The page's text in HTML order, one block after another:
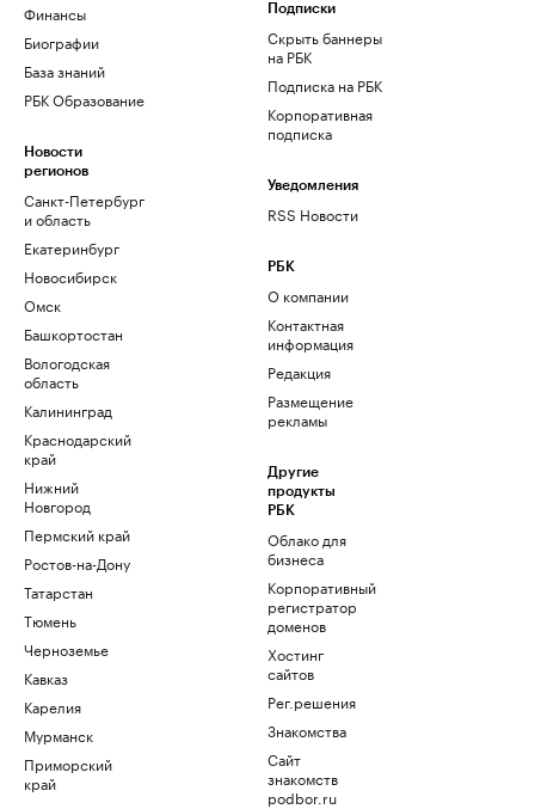
Финансы
Биографии
База знаний
РБК Образование
Новости
регионов
Санкт-Петербург
и область
Екатеринбург
Новосибирск
Омск
Башкортостан
Вологодская
область
Калининград
Краснодарский
край
Нижний
Новгород
Пермский край
Ростов-на-Дону
Татарстан
Тюмень
Черноземье
Кавказ
Карелия
Мурманск
Приморский
край
Подписки
Скрыть баннеры
на РБК
Подписка на РБК
Корпоративная
подписка
Уведомления
RSS Новости
РБК
О компании
Контактная
информация
Редакция
Размещение
рекламы
Другие
продукты
РБК
Облако для
бизнеса
Корпоративный
регистратор
доменов
Хостинг
сайтов
Рег.решения
Знакомства
Сайт
знакомств
podbor.ru